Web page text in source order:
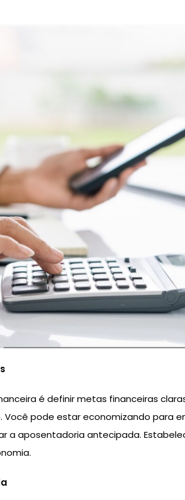
é definir metas financeiras
pode estar economizando para
a aposentadoria antecipada.